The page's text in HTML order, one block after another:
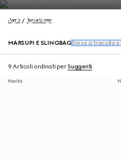
Uomo Borse Uomo
MARSUPI E SLINGBAG Borse a tracolla e
9 Articoli ordinati perSuggeriti
Novità